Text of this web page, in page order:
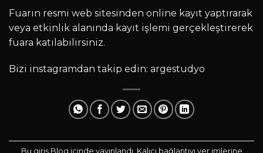
Fuarın resmi web sitesinden online kayıt yaptırarak
veya etkinlik alanında kayıt işlemi gerçekleştirerek
fuara katılabilirsiniz.
Bizi instagramdan takip edin: argestudyo
Bu giriş Blog içinde yayınlandı. Kalıcı bağlantıyı yer imlerine